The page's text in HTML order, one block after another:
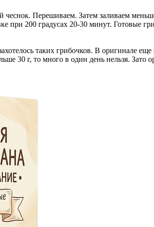
Перешиваем. Затем заливаем
при 200 градусах 20-30 минут. Готовые
таких грибочков. В оригинале еще
30 г, то много в один день нельзя. Зато